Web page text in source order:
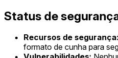
Status de
Recursos de segurança:
formato de cunha para